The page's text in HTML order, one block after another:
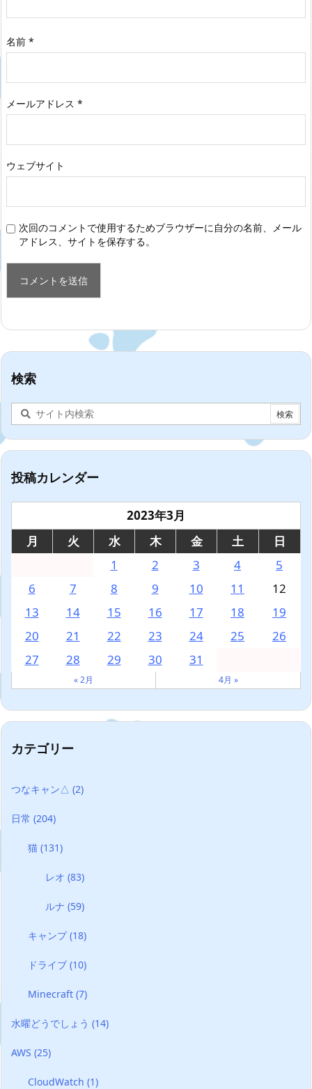
名前 *
メールアドレス *
ウェブサイト
次回のコメントで使用するためブラウザーに自分の名前、メール
アドレス、サイトを保存する。
検索
投稿カレンダー
2023年3月
月
火 水 木 金 土
日
1
2 3 4
5
6
7 8 9 10 11
12
13
14 15 16 17 18
19
20
21 22 23 24 25
26
27
28 29 30 31
« 2月 4月 »
カテゴリー
つなキャン△ (2)
日常 (204)
猫(131)
レオ (83)
ルナ (59)
キャンプ(18)
ドライブ(10)
Minecraft(7)
水曜どうでしょう (14)
AWS (25)
CloudWatch(1)